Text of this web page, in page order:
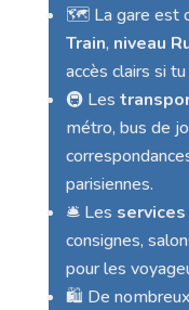
🗺️ La gare est
Train, niveau
accès clairs si
🚇 Les
métro, bus de
parisiennes.
🛎️ Les
consignes,
pour les
🛍️ De nombreux